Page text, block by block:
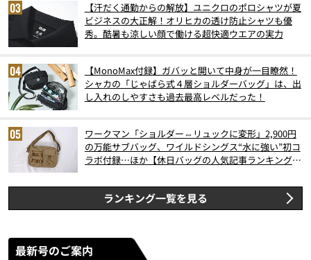
【汗だく通勤からの解放】ユニクロのポロシャツが夏
ビジネスの大正解！オリヒカの透け防止シャツも優
秀。酷暑も涼しい顔で働ける超快適ウエアの実力
【MonoMax付録】ガバッと開いて中身が一目瞭然！
シャカの「じゃばら式４層ショルダーバッグ」は、出
し入れのしやすさも過去最高レベルだった！
ワークマン「ショルダー⇔リュックに変形」2,900円
の万能サブバッグ、ワイルドシングス“水に強い”初コ
ラボ付録…ほか【休日バッグの人気記事ランキングベ
ランキング一覧を見る
最新号のご案内